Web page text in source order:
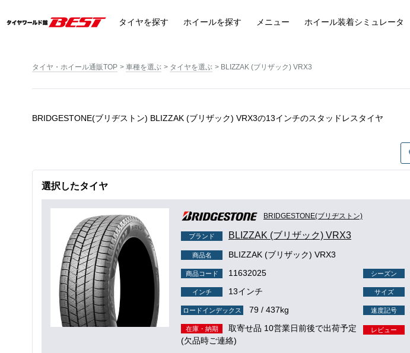
タイヤを探す ホイールを探す メニュー ホイール装着シミュレータ
タイヤ・ホイール通販TOP 車種を選ぶ タイヤを選ぶ BLIZZAK (ブリザック) VRX3
BRIDGESTONE(ブリヂストン) BLIZZAK (ブリザック) VRX3の13インチのスタッドレスタイヤ
選択したタイヤ
BRIDGESTONE(ブリヂストン)
ブランド BLIZZAK (ブリザック) VRX3
商品名 BLIZZAK (ブリザック) VRX3
商品コード 11632025 シーズン
インチ 13インチ サイズ
ロードインデックス 79 / 437kg 速度記号
在庫・納期
取寄せ品 10営業日前後で出荷予定
(欠品時ご連絡)
レビュー